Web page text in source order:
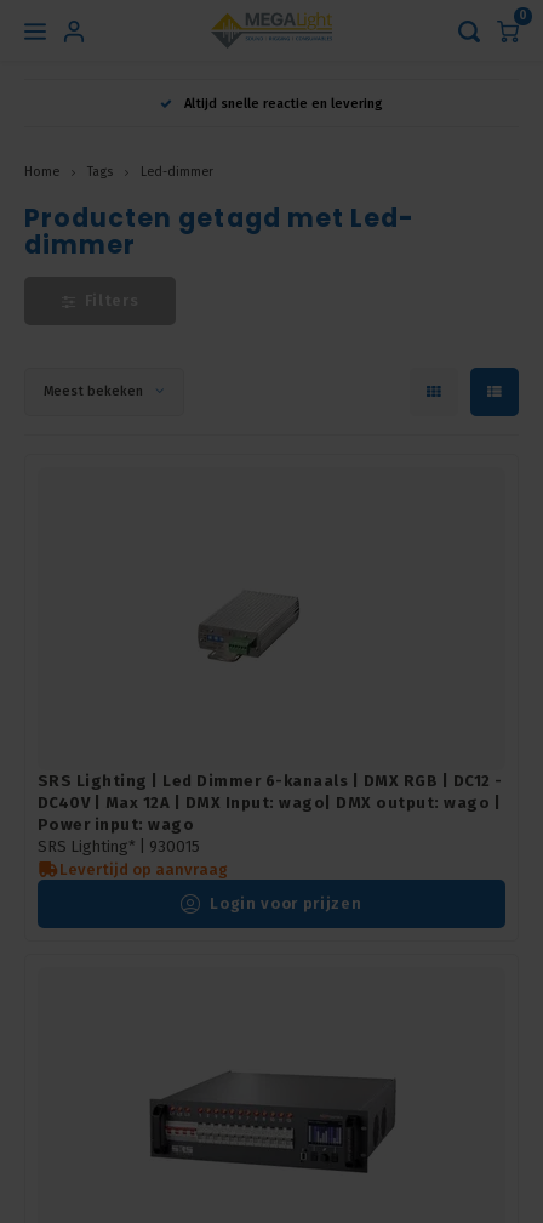
Hoofdmenu
Nederlands
0
Altijd snelle reactie en levering
Home Tags Led-dimmer
Producten getagd met Led-
dimmer
Meest bekeken
SRS Lighting | Led Dimmer 6-kanaals | DMX RGB | DC12 -
DC40V | Max 12A | DMX Input: wago| DMX output: wago |
Power input: wago
SRS Lighting* | 930015
Levertijd op aanvraag
Login voor prijzen